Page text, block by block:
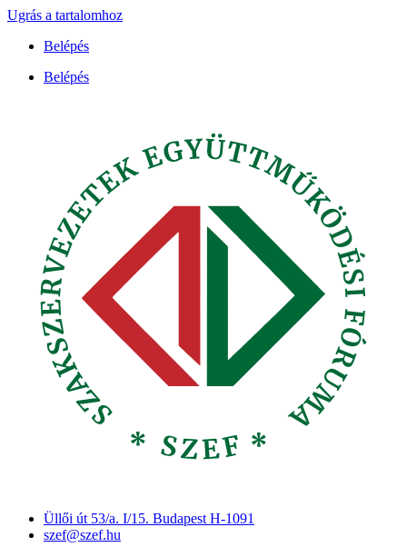
Ugrás a tartalomhoz
Belépés
Belépés
Üllői út 53/a. I/15. Budapest H-1091
szef@szef.hu